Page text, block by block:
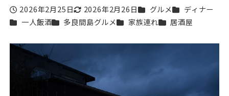
投稿日
2026年2月25日
更新日
2026年2月26日カテゴリー
グルメカテゴリー
ディナー
カテゴリー
一人飯酒カテゴリー
多良間島グルメカテゴリー
家族連れカテゴリー
居酒屋